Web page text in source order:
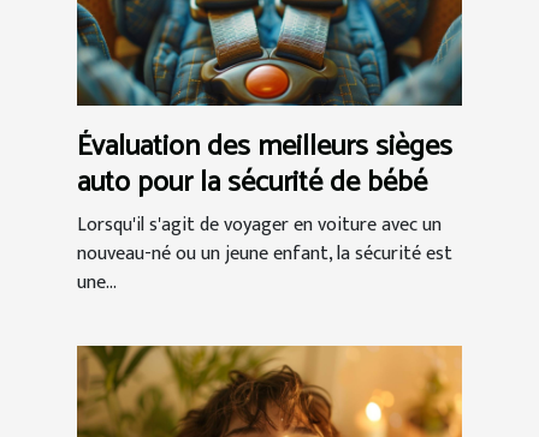
Évaluation des meilleurs sièges
auto pour la sécurité de bébé
Lorsqu'il s'agit de voyager en voiture avec un
nouveau-né ou un jeune enfant, la sécurité est
une...